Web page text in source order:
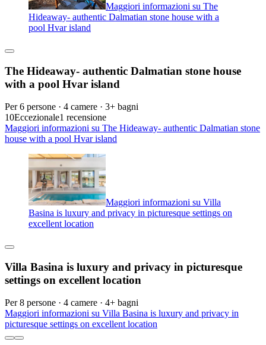
Maggiori informazioni su The
Hideaway- authentic Dalmatian stone house with a
pool Hvar island
The Hideaway- authentic Dalmatian stone house
with a pool Hvar island
Per 6 persone · 4 camere · 3+ bagni
10Eccezionale1 recensione
Maggiori informazioni su The Hideaway- authentic Dalmatian stone
house with a pool Hvar island
Maggiori informazioni su Villa
Basina is luxury and privacy in picturesque settings on
excellent location
Villa Basina is luxury and privacy in picturesque
settings on excellent location
Per 8 persone · 4 camere · 4+ bagni
Maggiori informazioni su Villa Basina is luxury and privacy in
picturesque settings on excellent location